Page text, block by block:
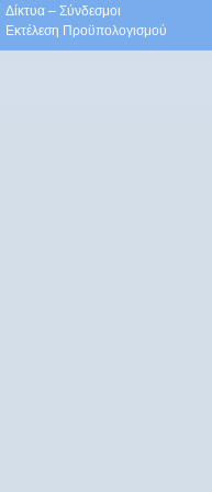
Δίκτυα – Σύνδεσμοι
Εκτέλεση Προϋπολογισμού